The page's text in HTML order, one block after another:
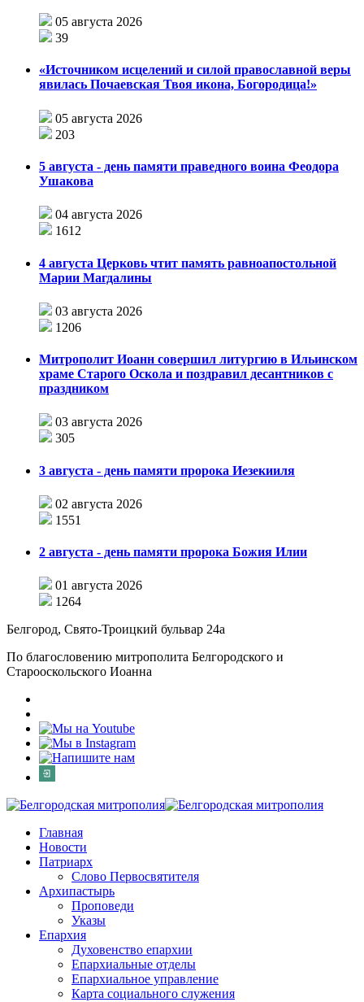
05 августа 2026
39
«Источником исцелений и силой православной веры
явилась Почаевская Твоя икона, Богородица!»
05 августа 2026
203
5 августа - день памяти праведного воина Феодора
Ушакова
04 августа 2026
1612
4 августа Церковь чтит память равноапостольной
Марии Магдалины
03 августа 2026
1206
Митрополит Иоанн совершил литургию в Ильинском
храме Старого Оскола и поздравил десантников с
праздником
03 августа 2026
305
3 августа - день памяти пророка Иезекииля
02 августа 2026
1551
2 августа - день памяти пророка Божия Илии
01 августа 2026
1264
Белгород, Свято-Троицкий бульвар 24а
По благословению митрополита Белгородского и
Старооскольского Иоанна
Главная
Новости
Патриарх
Слово Первосвятителя
Архипастырь
Проповеди
Указы
Епархия
Духовенство епархии
Епархиальные отделы
Епархиальное управление
Карта социального служения